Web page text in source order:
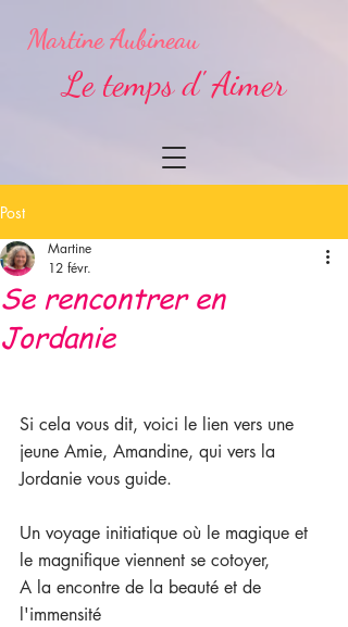
Martine Aubineau
Le temps d' Aimer
Post
Se rencontrer en
Jordanie
Martine
12 févr.
Si cela vous dit, voici le lien vers une
jeune Amie, Amandine, qui vers la
Jordanie vous guide.
Un voyage initiatique où le magique et
le magnifique viennent se cotoyer,
A la encontre de la beauté et de
l'immensité